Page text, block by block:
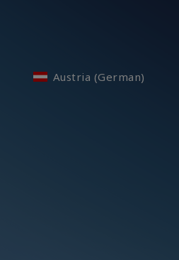
Austria (German)